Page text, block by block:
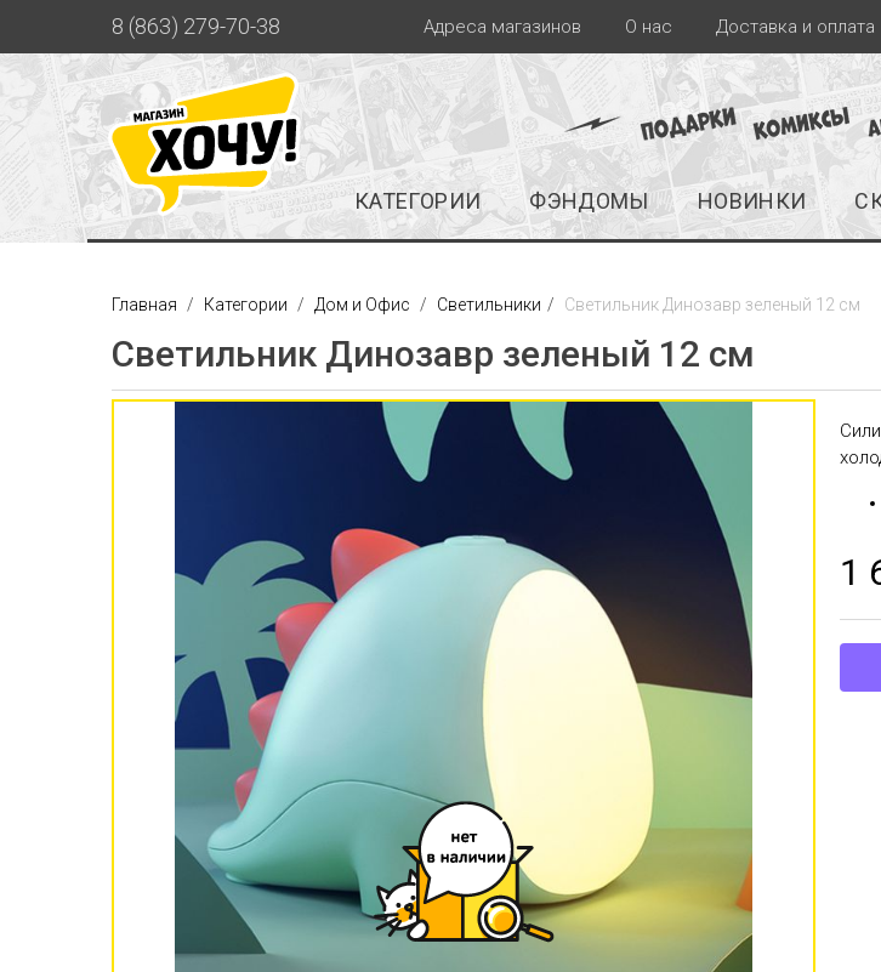
8 (863) 279-70-38 Адреса магазинов О нас Доставка и оплата
КАТЕГОРИИ ФЭНДОМЫ НОВИНКИ
Главная Категории Дом и Офис Светильники Светильник Динозавр зеленый 12 см
Светильник Динозавр зеленый 12 см
1